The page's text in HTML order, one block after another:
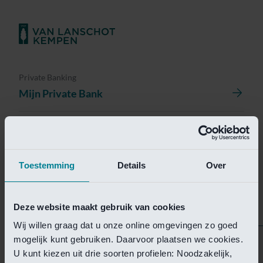
Toestemming Details Over
Deze website maakt gebruik van cookies
Wij willen graag dat u onze online omgevingen zo goed
mogelijk kunt gebruiken. Daarvoor plaatsen we cookies.
U kunt kiezen uit drie soorten profielen: Noodzakelijk,
Private Banking
Mijn Private Bank
Helaas is deze pagina